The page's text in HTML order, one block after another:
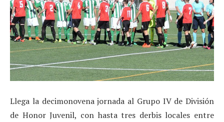
Llega la decimonovena jornada al Grupo IV de División
de Honor Juvenil, con hasta tres derbis locales entre